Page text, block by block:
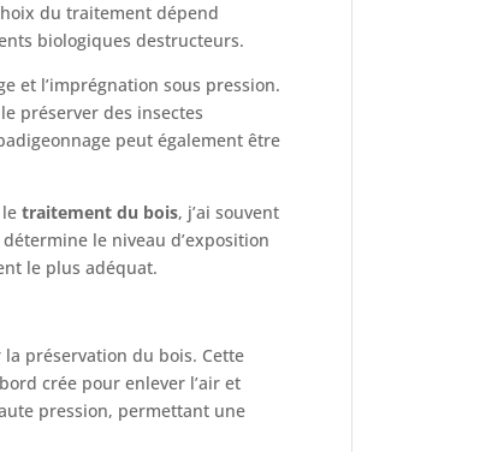
du traitement dépend
biologiques destructeurs.
et l’imprégnation sous pression.
préserver des insectes
peut également être
letraitement du bois, j’ai souvent
le niveau d’exposition
le plus adéquat.
préservation du bois. Cette
crée pour enlever l’air et
pression, permettant une